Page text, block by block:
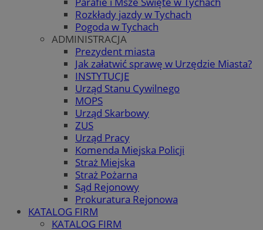
Rozkłady jazdy w Tychach
Pogoda w Tychach
ADMINISTRACJA
Prezydent miasta
Jak załatwić sprawę w Urzędzie Miasta?
INSTYTUCJE
Urząd Stanu Cywilnego
MOPS
Urząd Skarbowy
ZUS
Urząd Pracy
Komenda Miejska Policji
Straż Miejska
Straż Pożarna
Sąd Rejonowy
Prokuratura Rejonowa
KATALOG FIRM
KATALOG FIRM